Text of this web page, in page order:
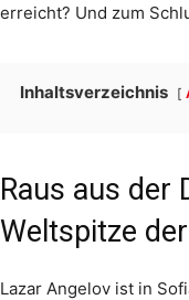
erreicht? Und zum
Inhaltsverzeichnis
Raus aus der
Weltspitze
Lazar Angelov ist in